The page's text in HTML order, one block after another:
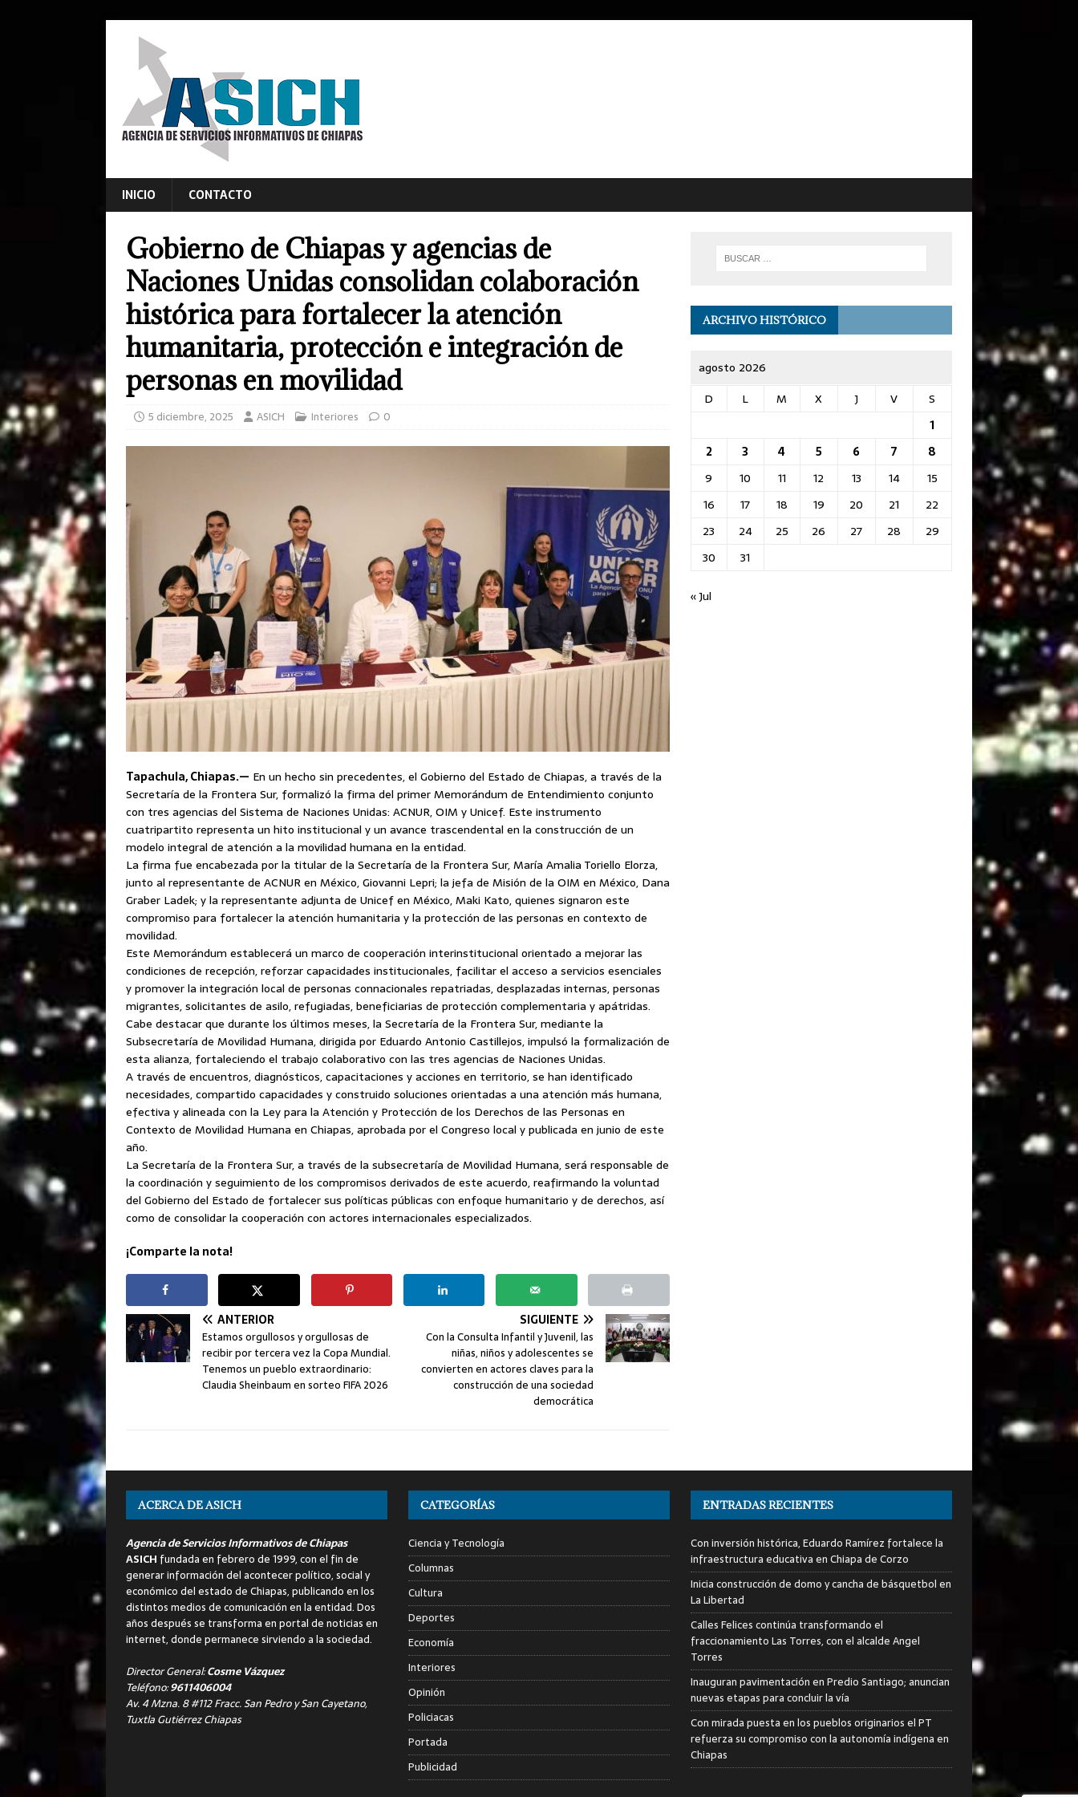
INICIO CONTACTO
Gobierno de Chiapas y agencias de
Naciones Unidas consolidan colaboración
histórica para fortalecer la atención
humanitaria, protección e integración de
personas en movilidad
5 diciembre, 2025 ASICH Interiores 0
Tapachula, Chiapas.— En un hecho sin precedentes, el Gobierno del Estado de Chiapas, a través de la
Secretaría de la Frontera Sur, formalizó la firma del primer Memorándum de Entendimiento conjunto
con tres agencias del Sistema de Naciones Unidas: ACNUR, OIM y Unicef. Este instrumento
cuatripartito representa un hito institucional y un avance trascendental en la construcción de un
modelo integral de atención a la movilidad humana en la entidad.
La firma fue encabezada por la titular de la Secretaría de la Frontera Sur, María Amalia Toriello Elorza,
junto al representante de ACNUR en México, Giovanni Lepri; la jefa de Misión de la OIM en México, Dana
Graber Ladek; y la representante adjunta de Unicef en México, Maki Kato, quienes signaron este
compromiso para fortalecer la atención humanitaria y la protección de las personas en contexto de
movilidad.
Este Memorándum establecerá un marco de cooperación interinstitucional orientado a mejorar las
condiciones de recepción, reforzar capacidades institucionales, facilitar el acceso a servicios esenciales
y promover la integración local de personas connacionales repatriadas, desplazadas internas, personas
migrantes, solicitantes de asilo, refugiadas, beneficiarias de protección complementaria y apátridas.
Cabe destacar que durante los últimos meses, la Secretaría de la Frontera Sur, mediante la
Subsecretaría de Movilidad Humana, dirigida por Eduardo Antonio Castillejos, impulsó la formalización de
esta alianza, fortaleciendo el trabajo colaborativo con las tres agencias de Naciones Unidas.
A través de encuentros, diagnósticos, capacitaciones y acciones en territorio, se han identificado
necesidades, compartido capacidades y construido soluciones orientadas a una atención más humana,
efectiva y alineada con la Ley para la Atención y Protección de los Derechos de las Personas en
Contexto de Movilidad Humana en Chiapas, aprobada por el Congreso local y publicada en junio de este
año.
La Secretaría de la Frontera Sur, a través de la subsecretaría de Movilidad Humana, será responsable de
la coordinación y seguimiento de los compromisos derivados de este acuerdo, reafirmando la voluntad
del Gobierno del Estado de fortalecer sus políticas públicas con enfoque humanitario y de derechos, así
como de consolidar la cooperación con actores internacionales especializados.
¡Comparte la nota!
ANTERIOR
Estamos orgullosos y orgullosas de
recibir por tercera vez la Copa Mundial.
Tenemos un pueblo extraordinario:
Claudia Sheinbaum en sorteo FIFA 2026
SIGUIENTE
Con la Consulta Infantil y Juvenil, las
niñas, niños y adolescentes se
convierten en actores claves para la
construcción de una sociedad
democrática
ARCHIVO HISTÓRICO
agosto 2026
D
L M X J V
S
1
2
3 4 5 6 7
8
9
10 11 12 13 14
15
16
17 18 19 20 21
22
23
24 25 26 27 28
29
30
31
« Jul
ACERCA DE ASICH
Agencia de Servicios Informativos de Chiapas
ASICH fundada en febrero de 1999, con el fin de
generar información del acontecer político, social y
económico del estado de Chiapas, publicando en los
distintos medios de comunicación en la entidad. Dos
años después se transforma en portal de noticias en
internet, donde permanece sirviendo a la sociedad.
Director General:Cosme Vázquez
Teléfono:9611406004
Av. 4 Mzna. 8 #112 Fracc. San Pedro y San Cayetano,
Tuxtla Gutiérrez Chiapas
CATEGORÍAS
Ciencia y Tecnología
Columnas
Cultura
Deportes
Economía
Interiores
Opinión
Policiacas
Portada
Publicidad
ENTRADAS RECIENTES
Con inversión histórica, Eduardo Ramírez fortalece la
infraestructura educativa en Chiapa de Corzo
Inicia construcción de domo y cancha de básquetbol en
La Libertad
Calles Felices continúa transformando el
fraccionamiento Las Torres, con el alcalde Angel
Torres
Inauguran pavimentación en Predio Santiago; anuncian
nuevas etapas para concluir la vía
Con mirada puesta en los pueblos originarios el PT
refuerza su compromiso con la autonomía indígena en
Chiapas